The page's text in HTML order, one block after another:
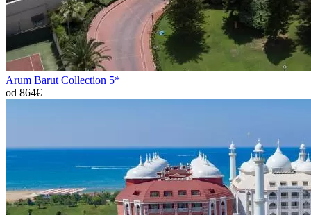
Arum Barut Collection 5*
od 864€